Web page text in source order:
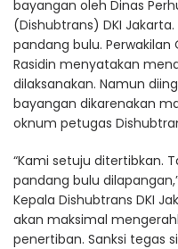
bayangan oleh Dinas
(Dishubtrans) DKI
pandang bulu. Perwakilan
Rasidin menyatakan
dilaksanakan. Namun
bayangan dikarenakan
oknum petugas
“Kami setuju ditertibkan.
pandang bulu
Kepala Dishubtrans DKI
akan maksimal
penertiban. Sanksi tegas